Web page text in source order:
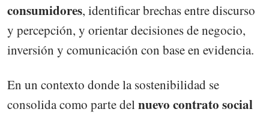
consumidores, identificar brechas entre discurso
y percepción, y orientar decisiones de negocio,
inversión y comunicación con base en evidencia.
En un contexto donde la sostenibilidad se
consolida como parte delnuevo contrato social